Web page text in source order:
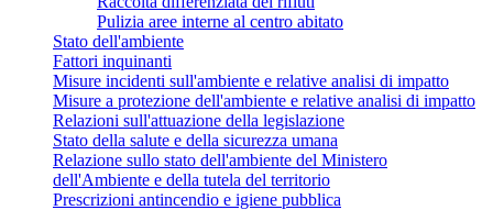
Pulizia aree interne al centro abitato
Stato dell'ambiente
Fattori inquinanti
Misure incidenti sull'ambiente e relative analisi di impatto
Misure a protezione dell'ambiente e relative analisi di impatto
Relazioni sull'attuazione della legislazione
Stato della salute e della sicurezza umana
Relazione sullo stato dell'ambiente del Ministero
dell'Ambiente e della tutela del territorio
Prescrizioni antincendio e igiene pubblica